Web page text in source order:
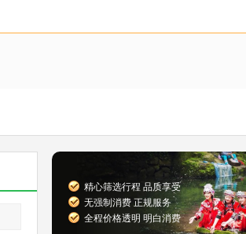
精心筛选行程 品质享受
无强制消费 正规服务
全程价格透明 明白消费